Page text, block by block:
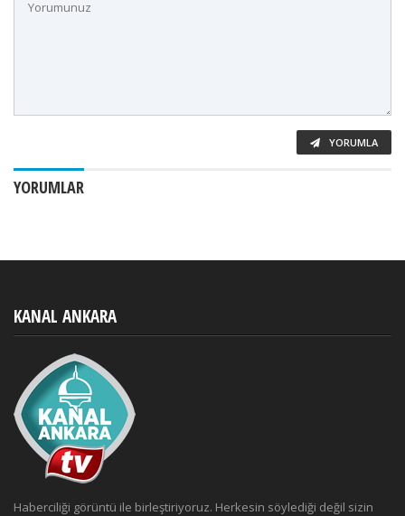
YORUMLA
YORUMLAR
KANAL ANKARA
Haberciliği görüntü ile birleştiriyoruz. Herkesin söylediği değil sizin